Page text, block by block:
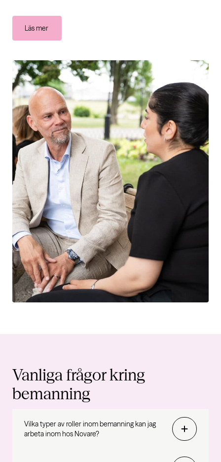
Läs mer
Vanliga frågor kring
bemanning
Vilka typer av roller inom bemanning kan jag
arbeta inom hos Novare?